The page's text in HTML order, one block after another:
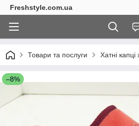
Freshstyle.com.ua
Товари та послуги Хатні капці
–8%